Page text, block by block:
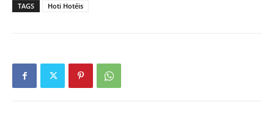
TAGS Hoti Hotéis